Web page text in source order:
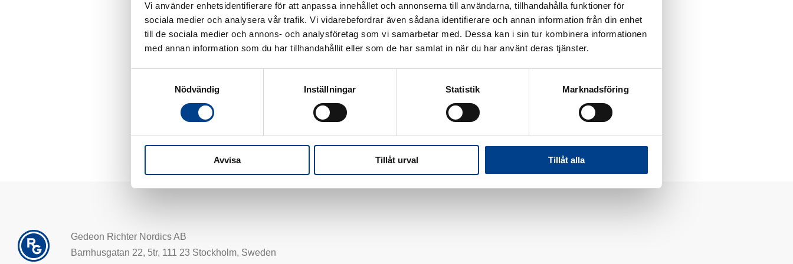
Vi använder enhetsidentifierare för att anpassa innehållet och annonserna till användarna, tillhandahålla funktioner för
sociala medier och analysera vår trafik. Vi vidarebefordrar även sådana identifierare och annan information från din enhet
till de sociala medier och annons- och analysföretag som vi samarbetar med. Dessa kan i sin tur kombinera informationen
med annan information som du har tillhandahållit eller som de har samlat in när du har använt deras tjänster.
Nödvändig
Inställningar Statistik Marknadsföring
Avvisa Tillåt urval Tillåt alla
Ingrid liker god mat og å omgås nære og kjære, men fremfor alt å være sammen med sine to små barn.
Gedeon Richter Nordics AB
Barnhusgatan 22, 5tr, 111 23 Stockholm, Sweden